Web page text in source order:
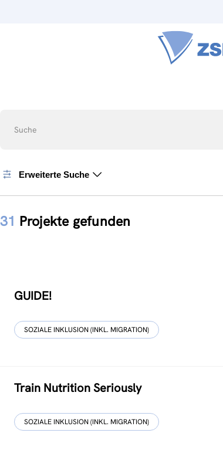
Suche
Erweiterte Suche
31 Projekte gefunden
GUIDE!
SOZIALE INKLUSION (INKL. MIGRATION)
Train Nutrition Seriously
SOZIALE INKLUSION (INKL. MIGRATION)